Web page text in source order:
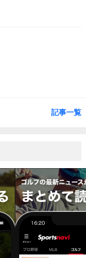
記事一覧